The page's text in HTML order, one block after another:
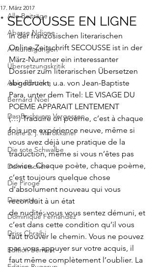
Alle Beiträge
Abasse Ndione
Ankündigungen
Übersetzungskritik
Alain Blottiere
Bernard Noel
Das Buch vom Vergessen
Briefe a. j. Marokkaner
Die rote Schwalbe
Dolmetschen
Die Piroge
Descartes
Dominique Fernandez
Driss Chraibi
Edition Bernest
* SECOUSSE EN LIGNE
17. März 2017
In der französischen literarischen
Online-Zeitschrift SECOUSSE ist in der
März-Nummer ein interessanter
Dossier zum literarischen Übersetzen
abgedruckt, u.a. von Jean-Baptiste
Para, unter dem Titel: LE VISAGE DU
POEME APPARAIT LENTEMENT
(…) Traduire un poème, c’est à chaque
fois une expérience neuve, même si
vous avez déjà une pratique de la
traduction, même si vous n’êtes pas
novice. Chaque poète, chaque poème,
c’est toujours quelque chose
d’absolument nouveau qui vous
reconduit à un état
de nudité: vous vous sentez démuni, et
c’est dans cette condition qu’il vous
faut trouver le chemin. Vous ne pouvez
pas vous appuyer sur votre acquis, il
faut même complètement l’oublier. La